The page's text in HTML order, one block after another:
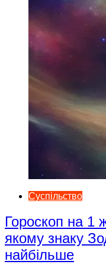
Суспільство
Гороскоп на 1
якому знаку
найбільше